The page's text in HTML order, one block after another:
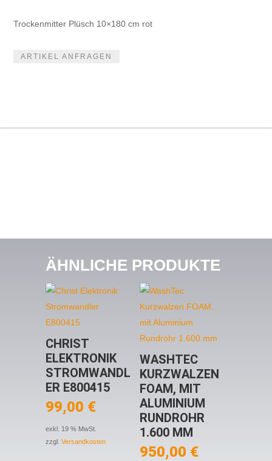
Trockenmitter Plüsch 10×180 cm rot
ARTIKEL ANFRAGEN
ÄHNLICHE PRODUKTE
CHRIST
ELEKTRONIK
STROMWANDL
ER E800415
99,00 €
exkl. 19 % MwSt.
zzgl. Versandkosten
WASHTEC
KURZWALZEN
FOAM, MIT
ALUMINIUM
RUNDROHR
1.600 MM
950,00 €